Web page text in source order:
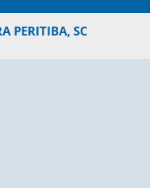
PERITIBA, SC